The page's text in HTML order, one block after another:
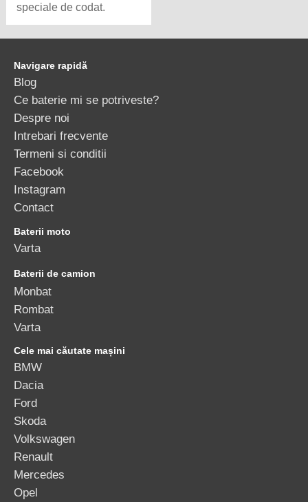
speciale de codat.
Navigare rapidă
Blog
Ce baterie mi se potriveste?
Despre noi
Intrebari frecvente
Termeni si conditii
Facebook
Instagram
Contact
Baterii moto
Varta
Baterii de camion
Monbat
Rombat
Varta
Cele mai căutate mașini
BMW
Dacia
Ford
Skoda
Volkswagen
Renault
Mercedes
Opel